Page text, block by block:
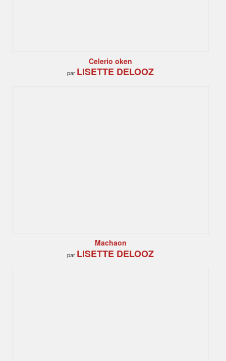
Celerio oken
par LISETTE DELOOZ
Machaon
par LISETTE DELOOZ